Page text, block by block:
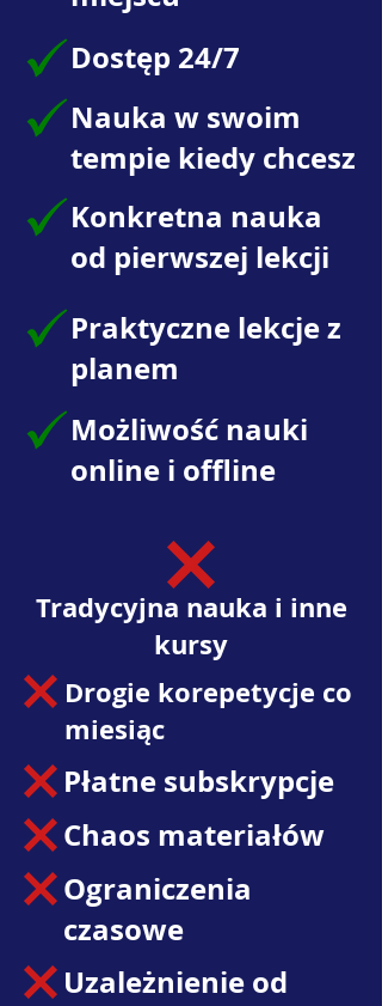
Dostęp 24/7
Nauka w swoim
tempie kiedy chcesz
Konkretna nauka
od pierwszej lekcji
Praktyczne lekcje z
planem
Możliwość nauki
online i offline
Tradycyjna nauka i inne
kursy
Drogie korepetycje co
miesiąc
Płatne subskrypcje
Chaos materiałów
Ograniczenia
czasowe
Uzależnienie od